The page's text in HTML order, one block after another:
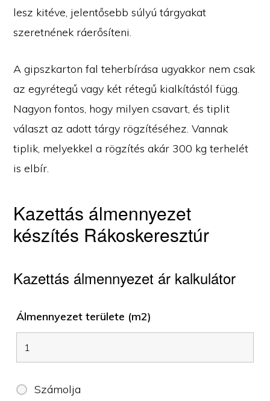
lesz kitéve, jelentősebb súlyú tárgyakat
szeretnének ráerősíteni.
A gipszkarton fal teherbírása ugyakkor nem csak
az egyrétegű vagy két rétegű kialkítástól függ.
Nagyon fontos, hogy milyen csavart, és tiplit
választ az adott tárgy rögzítéséhez. Vannak
tiplik, melyekkel a rögzítés akár 300 kg terhelét
is elbír.
Kazettás álmennyezet
készítés Rákoskeresztúr
Kazettás álmennyezet ár kalkulátor
Álmennyezet területe (m2)
Számolja